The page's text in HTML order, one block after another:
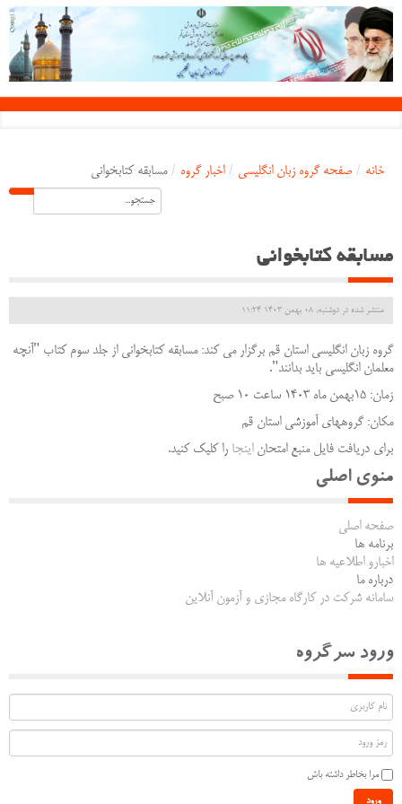
خانه / صفحه گروه زبان انگلیسی / اخبار گروه / مسابقه کتابخوانی
مسابقه کتابخوانی
منتشر شده در دوشنبه, 08 بهمن 1403 11:24
گروه زبان انگلیسی استان قم برگزار می کند: مسابقه کتابخوانی از جلد سوم کتاب "آنچه
معلمان انگلیسی باید بدانند".
زمان: 15بهمن ماه 1403 ساعت 10 صبح
مکان: گروههای آموزشی استان قم
برای دریافت فایل منبع امتحاناینجا را کلیک کنید.
منوی اصلی
صفحه اصلی
برنامه ها
اخبارو اطلاعیه ها
درباره ما
سامانه شرکت در کارگاه مجازی و آزمون آنلاین
ورود سرگروه
مرا بخاطر داشته باش
ورود